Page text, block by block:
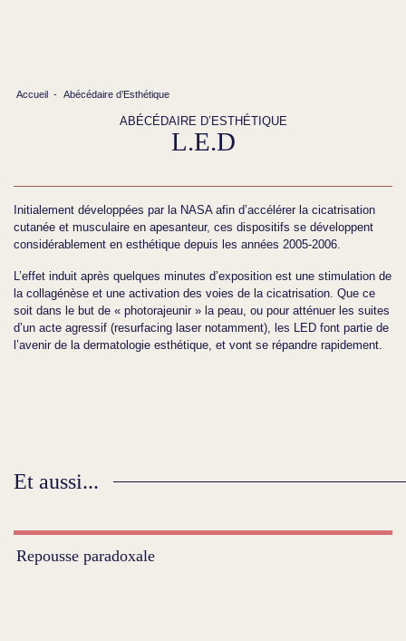
Accueil - Abécédaire d’Esthétique
ABÉCÉDAIRE D’ESTHÉTIQUE
L.E.D
Initialement développées par la NASA afin d’accélérer la cicatrisation
cutanée et musculaire en apesanteur, ces dispositifs se développent
considérablement en esthétique depuis les années 2005-2006.
L’effet induit après quelques minutes d’exposition est une stimulation de
la collagénèse et une activation des voies de la cicatrisation. Que ce
soit dans le but de « photorajeunir » la peau, ou pour atténuer les suites
d’un acte agressif (resurfacing laser notamment), les LED font partie de
l’avenir de la dermatologie esthétique, et vont se répandre rapidement.
Et aussi...
Repousse paradoxale